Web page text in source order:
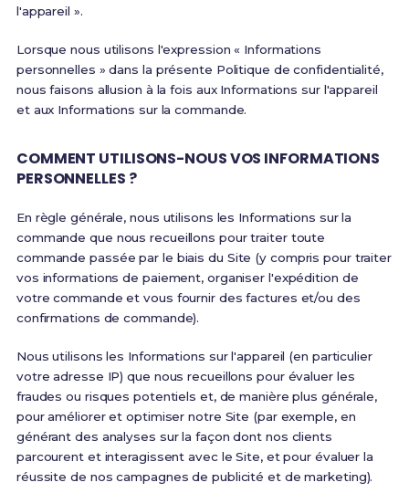
l'appareil ».
Lorsque nous utilisons l'expression « Informations
personnelles » dans la présente Politique de confidentialité,
nous faisons allusion à la fois aux Informations sur l'appareil
et aux Informations sur la commande.
COMMENT UTILISONS-NOUS VOS INFORMATIONS
PERSONNELLES ?
En règle générale, nous utilisons les Informations sur la
commande que nous recueillons pour traiter toute
commande passée par le biais du Site (y compris pour traiter
vos informations de paiement, organiser l'expédition de
votre commande et vous fournir des factures et/ou des
confirmations de commande).
Nous utilisons les Informations sur l'appareil (en particulier
votre adresse IP) que nous recueillons pour évaluer les
fraudes ou risques potentiels et, de manière plus générale,
pour améliorer et optimiser notre Site (par exemple, en
générant des analyses sur la façon dont nos clients
parcourent et interagissent avec le Site, et pour évaluer la
réussite de nos campagnes de publicité et de marketing).